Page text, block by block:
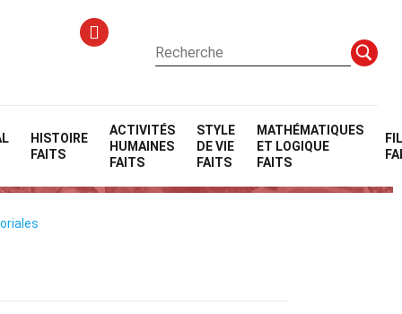
HISTOIRE
FAITS
ACTIVITÉS
HUMAINES
FAITS
STYLE
DE VIE
FAITS
MATHÉMATIQUES
ET LOGIQUE
FAITS